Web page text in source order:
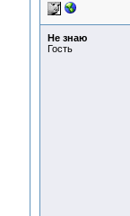
Не знаю
Гость